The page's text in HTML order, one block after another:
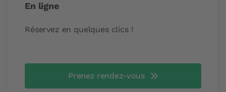
En ligne
Réservez en quelques clics !
Prenez rendez-vous